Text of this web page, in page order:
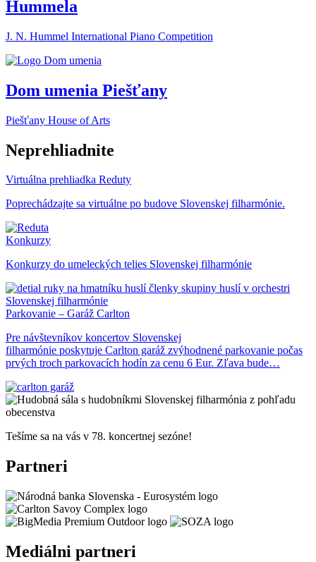
Hummela
J. N. Hummel International Piano Competition
Dom umenia Piešťany
Piešťany House of Arts
Neprehliadnite
Virtuálna prehliadka Reduty
Poprechádzajte sa virtuálne po budove Slovenskej filharmónie.
Konkurzy
Konkurzy do umeleckých telies Slovenskej filharmónie
Parkovanie – Garáž Carlton
Pre návštevníkov koncertov Slovenskej
filharmónie poskytuje Carlton garáž zvýhodnené parkovanie počas
prvých troch parkovacích hodín za cenu 6 Eur. Zľava bude…
Tešíme sa na vás v 78. koncertnej sezóne!
Partneri
Mediálni partneri